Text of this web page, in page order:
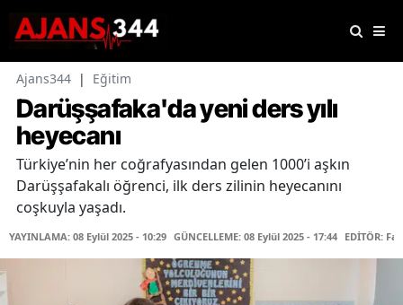
Ajans344 | Eğitim
Darüşşafaka'da yeni ders yılı
heyecanı
Türkiye’nin her coğrafyasından gelen 1000’i aşkın
Darüşşafakalı öğrenci, ilk ders zilinin heyecanını
coşkuyla yaşadı.
YAYINLAMA: 08 Eylül 2025 - 10:29 GÜNCELLEME: 08 Eylül 2025 - 17:44 EDİTÖR: